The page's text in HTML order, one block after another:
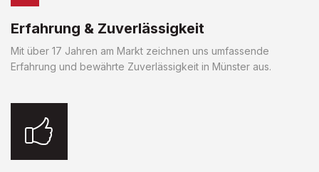
Erfahrung & Zuverlässigkeit
Mit über 17 Jahren am Markt zeichnen uns umfassende
Erfahrung und bewährte Zuverlässigkeit in Münster aus.